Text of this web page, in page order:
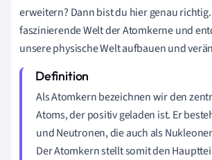
erweitern? Dann bist du hier genau
faszinierende Welt der Atomkerne und
unsere physische Welt aufbauen und
Als Atomkern bezeichnen wir den
Atoms, der positiv geladen ist. Er
und Neutronen, die auch als
Der Atomkern stellt somit den